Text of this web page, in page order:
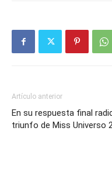
Artículo anterior
En su respuesta final
triunfo de Miss Universo